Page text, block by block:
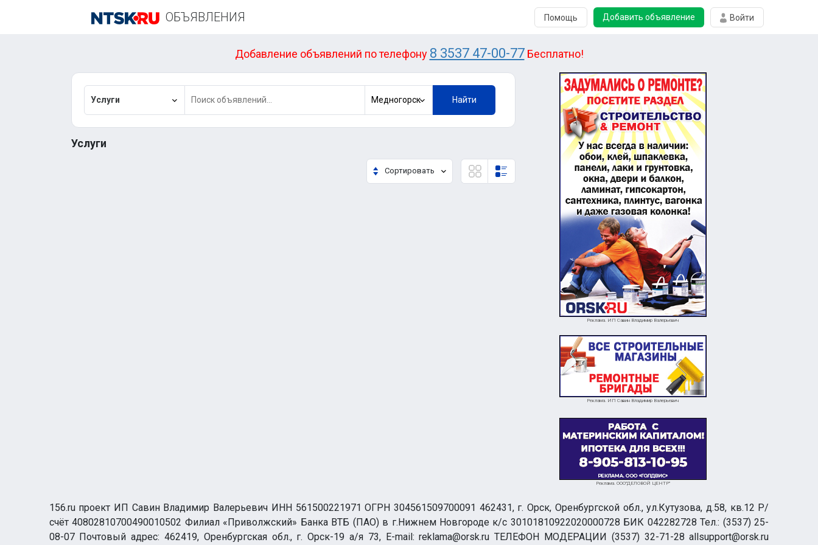
ОБЪЯВЛЕНИЯ Помощь Добавить объявление Войти
Добавление объявлений по телефону 8 3537 47-00-77Бесплатно!
Услуги Медногорск Найти
Услуги
Сортировать
Реклама. ИП Савин Владимир Валерьевич
Реклама. ИП Савин Владимир Валерьевич
Реклама. ООО"ДЕЛОВОЙ ЦЕНТР"
156.ru проект ИП Савин Владимир Валерьевич ИНН 561500221971 ОГРН 304561509700091 462431, г. Орск, Оренбургской обл., ул.Кутузова, д.58, кв.12 Р/
счёт 40802810700490010502 Филиал «Приволжский» Банка ВТБ (ПАО) в г.Нижнем Новгороде к/с 30101810922020000728 БИК 042282728 Тел.: (3537) 25-
08-07 Почтовый адрес: 462419, Оренбургская обл., г. Орск-19 а/я 73, E-mail: reklama@orsk.ru ТЕЛЕФОН МОДЕРАЦИИ (3537) 32-71-28 allsupport@orsk.ru